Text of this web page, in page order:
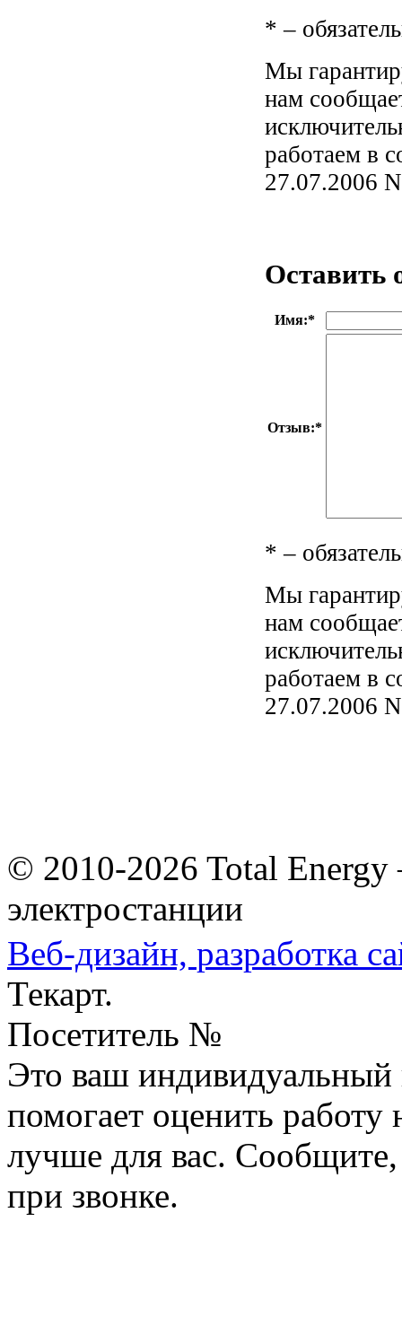
* –
Мы
нам
работаем в
Оставить
Имя:*
Отзыв:*
* –
Мы
нам
работаем в
© 2010-2026 Total
электростанции
Веб-дизайн, разработка
Текарт.
Посетитель №
Это ваш
помогает оценить работу
лучше для вас.
при звонке.